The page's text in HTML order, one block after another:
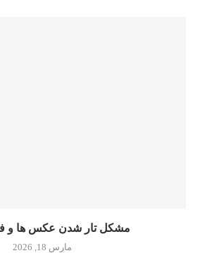
مشکل تار شدن عکس ها و
مارس 18, 2026